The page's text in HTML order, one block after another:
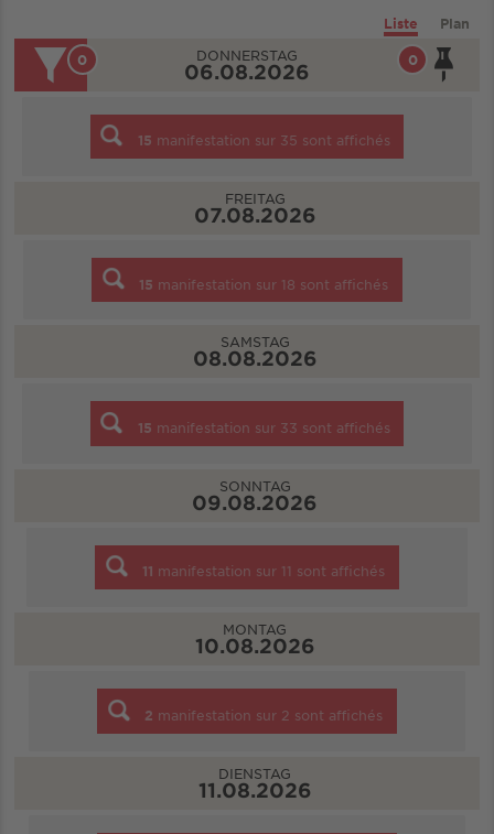
Liste Plan
0
0 DONNERSTAG
06.08.2026
15 manifestation sur 35 sont affichés
FREITAG
07.08.2026
15 manifestation sur 18 sont affichés
SAMSTAG
08.08.2026
15 manifestation sur 33 sont affichés
SONNTAG
09.08.2026
11 manifestation sur 11 sont affichés
MONTAG
10.08.2026
2 manifestation sur 2 sont affichés
DIENSTAG
11.08.2026